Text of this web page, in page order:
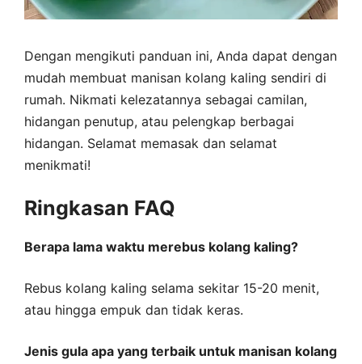
Dengan mengikuti panduan ini, Anda dapat dengan
mudah membuat manisan kolang kaling sendiri di
rumah. Nikmati kelezatannya sebagai camilan,
hidangan penutup, atau pelengkap berbagai
hidangan. Selamat memasak dan selamat
menikmati!
Ringkasan FAQ
Berapa lama waktu merebus kolang kaling?
Rebus kolang kaling selama sekitar 15-20 menit,
atau hingga empuk dan tidak keras.
Jenis gula apa yang terbaik untuk manisan kolang